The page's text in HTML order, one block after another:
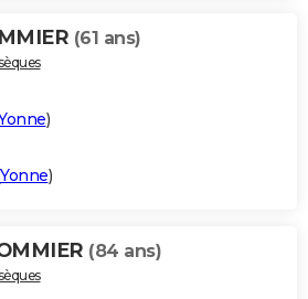
(61 ans)
)
Yonne)
(84 ans)